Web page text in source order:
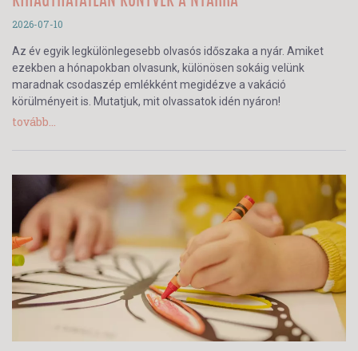
2026-07-10
Az év egyik legkülönlegesebb olvasós időszaka a nyár. Amiket
ezekben a hónapokban olvasunk, különösen sokáig velünk
maradnak csodaszép emlékként megidézve a vakáció
körülményeit is. Mutatjuk, mit olvassatok idén nyáron!
tovább...